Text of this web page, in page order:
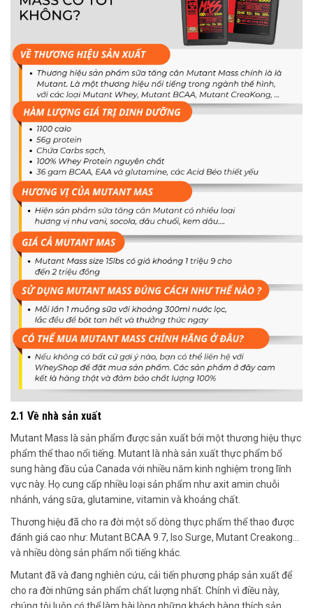
2.1 Về nhà sản xuất
Mutant Mass là sản phẩm được sản xuất bởi một thương hiệu thực
phẩm thể thao nổi tiếng. Mutant là nhà sản xuất thực phẩm bổ
sung hàng đầu của Canada với nhiều năm kinh nghiệm trong lĩnh
vực này. Họ cung cấp nhiều loại sản phẩm như axit amin chuỗi
nhánh, váng sữa, glutamine, vitamin và khoáng chất.
Thương hiệu đã cho ra đời một số dòng thực phẩm thể thao được
đánh giá cao như: Mutant BCAA 9.7, Iso Surge, Mutant Creakong…
và nhiều dòng sản phẩm nổi tiếng khác.
Mutant đã và đang nghiên cứu, cải tiến phương pháp sản xuất để
cho ra đời những sản phẩm chất lượng nhất. Chính vì điều này,